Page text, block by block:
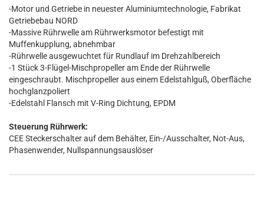
-Motor und Getriebe in neuester Aluminiumtechnologie, Fabrikat
Getriebebau NORD
-Massive Rührwelle am Rührwerksmotor befestigt mit
Muffenkupplung, abnehmbar
-Rührwelle ausgewuchtet für Rundlauf im Drehzahlbereich
-1 Stück 3-Flügel-Mischpropeller am Ende der Rührwelle
eingeschraubt. Mischpropeller aus einem Edelstahlguß, Oberfläche
hochglanzpoliert
-Edelstahl Flansch mit V-Ring Dichtung, EPDM
Steuerung Rührwerk:
CEE Steckerschalter auf dem Behälter, Ein-/Ausschalter, Not-Aus,
Phasenwender, Nullspannungsauslöser